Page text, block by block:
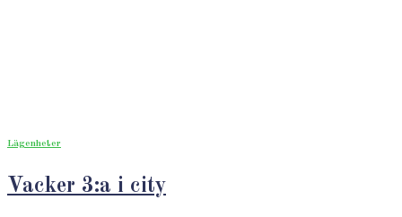
Lägenheter
Vacker 3:a i city